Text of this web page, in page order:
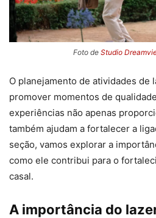
Foto de Studio
O planejamento de atividades de
promover momentos de
experiências não apenas
também ajudam a fortalecer a
seção, vamos explorar a
como ele contribui para o
casal.
A importância do